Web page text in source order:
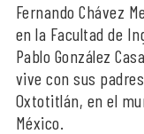
Fernando Chávez
en la Facultad de
Pablo González
vive con sus
Oxtotitlán, en el
México.